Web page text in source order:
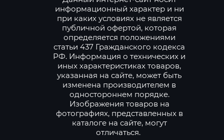
информационный характер и ни
при каких условиях не является
публичной офертой, которая
определяется положениями
статьи 437 Гражданского кодекса
РФ. Информация о технических и
иных характеристиках товаров,
указанная на сайте, может быть
изменена производителем в
одностороннем порядке.
Изображения товаров на
фотографиях, представленных в
каталоге на сайте, могут
отличаться.